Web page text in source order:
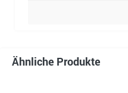
Ähnliche Produkte